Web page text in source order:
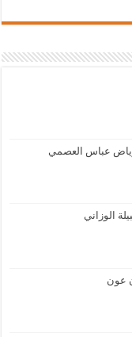
عباس العصمي
الوزاني
عون